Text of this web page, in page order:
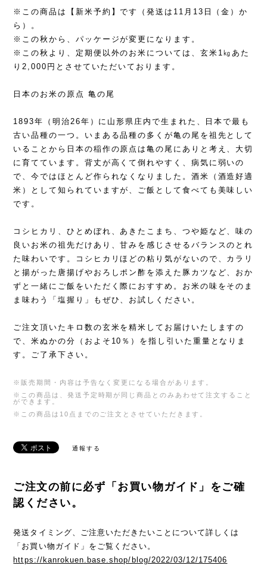
※この商品は【新米予約】です（発送は11月13日（金）か
ら）。
※この秋から、パッケージが変更になります。
※この秋より、定期便以外のお米については、玄米1㎏あた
り2,000円とさせていただいております。
日本のお米の原点 亀の尾
1893年（明治26年）に山形県庄内で生まれた、日本で最も
古い品種の一つ。いまある品種の多くが亀の尾を祖先として
いることから日本の稲作の原点は亀の尾にありと考え、大切
に育てています。背丈が高くて倒れやすく、病気に弱いの
で、今ではほとんど作られなくなりました。酒米（酒造好適
米）として知られていますが、ご飯として食べても美味しい
です。
コシヒカリ、ひとめぼれ、あきたこまち、つや姫など、味の
良いお米の祖先だけあり、甘みを感じさせるバランスのとれ
た味わいです。コシヒカリほどの粘り気がないので、カラリ
と揚がった唐揚げやおろしポン酢を添えた豚カツなど、おか
ずと一緒にご飯をいただく際におすすめ。お米の味をそのま
ま味わう「塩握り」もぜひ、お試しください。
ご注文頂いたキロ数の玄米を精米してお届けいたしますの
で、米ぬかの分（およそ10％）を指し引いた重量となりま
す。ご了承下さい。
※販売期間・内容は予告なく変更になる場合があります。
※この商品は、発送予定時期が同じ商品とのみあわせて注文すること
ができます。
※この商品は10点までのご注文とさせていただきます。
通報する
ご注文の前に必ず「お買い物ガイド」をご確
認ください。
発送タイミング、ご注意いただきたいことについて詳しくは
「お買い物ガイド」をご覧ください。
https://kanrokuen.base.shop/blog/2022/03/12/175406